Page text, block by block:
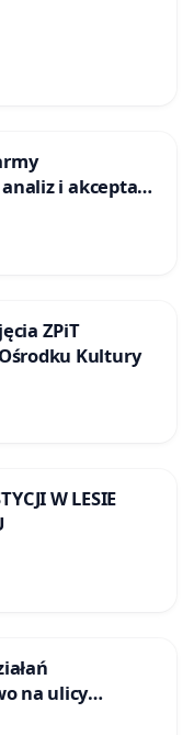
i akceptacji
ZPiT
Kultury
W LESIE
na ulicy